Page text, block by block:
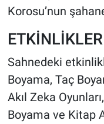
Korosu’nun
Sahnedeki
Boyama, Taç
Akıl Zeka
Boyama ve Kitap